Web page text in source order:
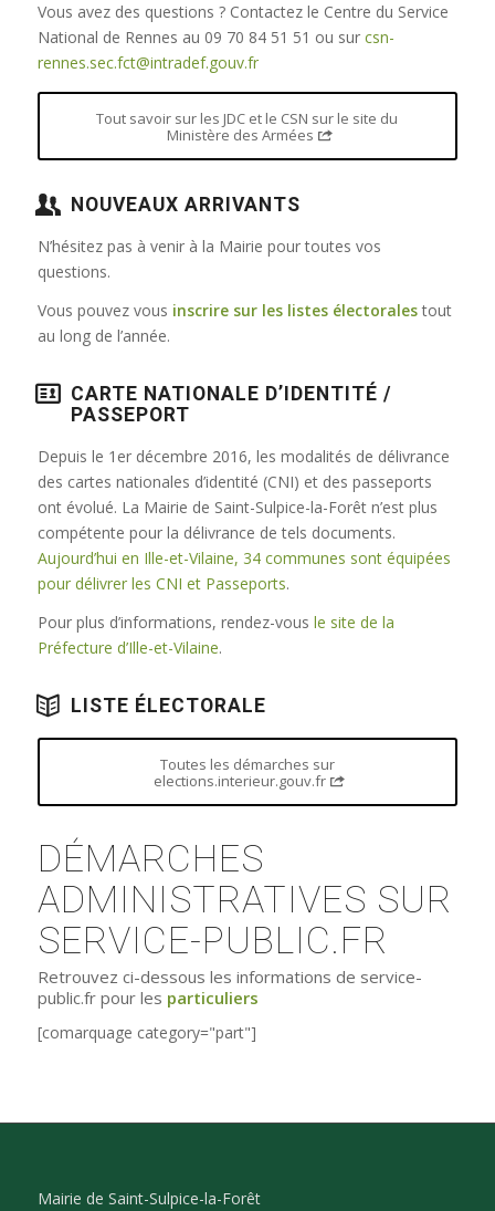
Vous avez des questions ? Contactez le Centre du Service
National de Rennes au 09 70 84 51 51 ou sur csn-
rennes.sec.fct@intradef.gouv.fr
Tout savoir sur les JDC et le CSN sur le site du
Ministère des Armées
NOUVEAUX ARRIVANTS
N’hésitez pas à venir à la Mairie pour toutes vos
questions.
Vous pouvez vous inscrire sur les listes électoralestout
au long de l’année.
CARTE NATIONALE D’IDENTITÉ /
PASSEPORT
Depuis le 1er décembre 2016, les modalités de délivrance
des cartes nationales d’identité (CNI) et des passeports
ont évolué. La Mairie de Saint-Sulpice-la-Forêt n’est plus
compétente pour la délivrance de tels documents.
Aujourd’hui en Ille-et-Vilaine, 34 communes sont équipées
pour délivrer les CNI et Passeports.
Pour plus d’informations, rendez-vous le site de la
Préfecture d’Ille-et-Vilaine.
LISTE ÉLECTORALE
Toutes les démarches sur
elections.interieur.gouv.fr
DÉMARCHES
ADMINISTRATIVES SUR
SERVICE-PUBLIC.FR
Retrouvez ci-dessous les informations de service-
public.fr pour les particuliers
[comarquage category="part"]
Mairie de Saint-Sulpice-la-Forêt